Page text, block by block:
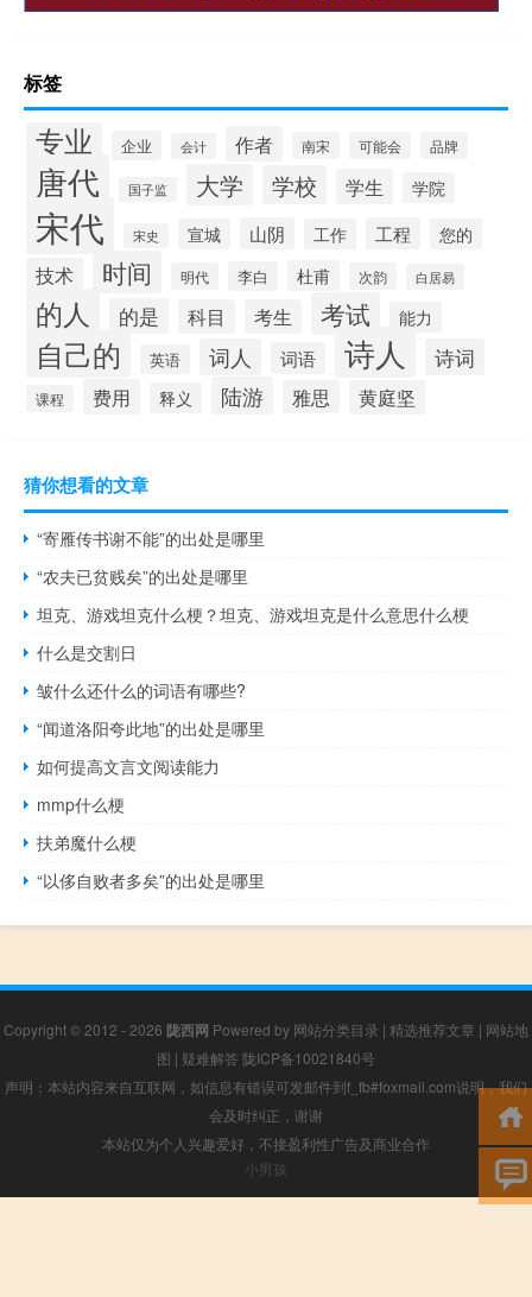
标签
专业 企业 会计 作者 南宋 可能会 品牌
唐代 国子监 大学 学校 学生 学院
宋代 宋史 宣城 山阴 工作 工程 您的
技术 时间 明代 李白 杜甫 次韵 白居易
的人 的是 科目 考生 考试 能力
自己的 英语 词人 词语 诗人 诗词
课程 费用 释义 陆游 雅思 黄庭坚
猜你想看的文章
“寄雁传书谢不能”的出处是哪里
“农夫已贫贱矣”的出处是哪里
坦克、游戏坦克什么梗？坦克、游戏坦克是什么意思什么梗
什么是交割日
皱什么还什么的词语有哪些?
“闻道洛阳夸此地”的出处是哪里
如何提高文言文阅读能力
mmp什么梗
扶弟魔什么梗
“以侈自败者多矣”的出处是哪里
Copyright © 2012 - 2026 陇西网 Powered by 网站分类目录 | 精选推荐文章 | 网站地
图 | 疑难解答 陇ICP备10021840号
声明：本站内容来自互联网，如信息有错误可发邮件到f_fb#foxmail.com说明，我们
会及时纠正，谢谢
本站仅为个人兴趣爱好，不接盈利性广告及商业合作
小男孩